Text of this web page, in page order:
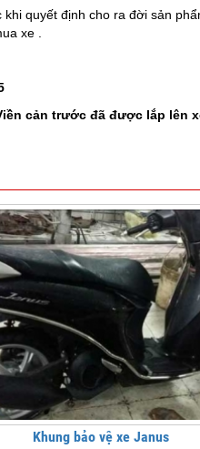
quyết định cho ra đời sản
xe .
cản trước đã được lắp lên
Khung bảo vệ xe Janus